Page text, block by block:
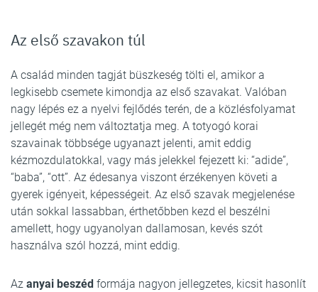
Az első szavakon túl
A család minden tagját büszkeség tölti el, amikor a
legkisebb csemete kimondja az első szavakat. Valóban
nagy lépés ez a nyelvi fejlődés terén, de a közlésfolyamat
jellegét még nem változtatja meg. A totyogó korai
szavainak többsége ugyanazt jelenti, amit eddig
kézmozdulatokkal, vagy más jelekkel fejezett ki: “adide”,
“baba”, “ott”. Az édesanya viszont érzékenyen követi a
gyerek igényeit, képességeit. Az első szavak megjelenése
után sokkal lassabban, érthetőbben kezd el beszélni
amellett, hogy ugyanolyan dallamosan, kevés szót
használva szól hozzá, mint eddig.
Az anyai beszéd formája nagyon jellegzetes, kicsit hasonlít